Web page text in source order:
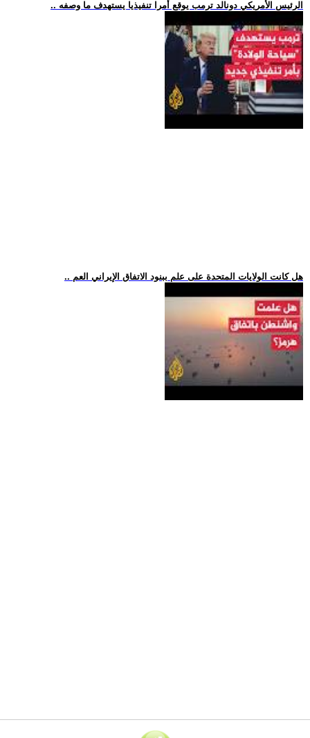
.. الرئيس الأمريكي دونالد ترمب يوقع أمرا تنفيذيا يستهدف ما وصفه
.. هل كانت الولايات المتحدة على علم ببنود الاتفاق الإيراني العم